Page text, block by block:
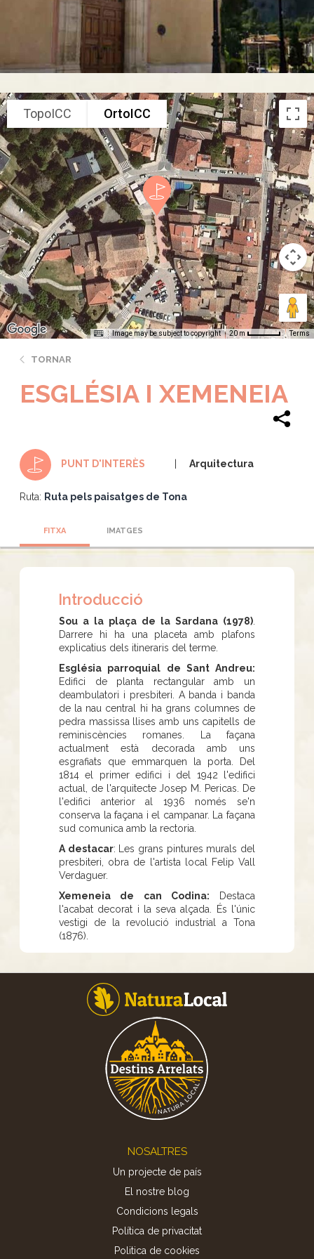
TopoICC OrtoICC
Image may be subject to copyright 20 m Terms
TORNAR
ESGLÉSIA I XEMENEIA
PUNT D'INTERÈS Arquitectura
Ruta: Ruta pels paisatges de Tona
FITXA IMATGES
Introducció
Sou a la plaça de la Sardana (1978)
Darrere hi ha una placeta amb plafons
explicatius dels itineraris del terme.
Església parroquial de Sant Andreu:
Edifici de planta rectangular amb un
deambulatori i presbiteri. A banda i banda
de la nau central hi ha grans columnes de
pedra massissa llises amb uns capitells de
reminiscències romanes. La façana
actualment està decorada amb uns
esgrafiats que emmarquen la porta. Del
1814 el primer edifici i del 1942 l'edifici
actual, de l'arquitecte Josep M. Pericas. De
l'edifici anterior al 1936 només se'n
conserva la façana i el campanar. La façana
sud comunica amb la rectoria.
A destacar: Les grans pintures murals del
presbiteri, obra de l'artista local Felip Vall
Verdaguer.
Xemeneia de can Codina: Destaca
l'acabat decorat i la seva alçada. És l'únic
vestigi de la revolució industrial a Tona
(1876).
NOSALTRES
Un projecte de país
El nostre blog
Condicions legals
Política de privacitat
Politica de cookies